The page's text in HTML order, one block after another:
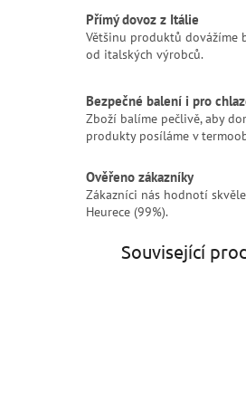
Přímý dovoz z Itálie
Většinu produktů dovážíme
od italských výrobců.
Bezpečné balení i pro
Zboží balíme pečlivě, aby
produkty posíláme v
Ověřeno zákazníky
Zákazníci nás hodnotí
Heurece (99%).
Související